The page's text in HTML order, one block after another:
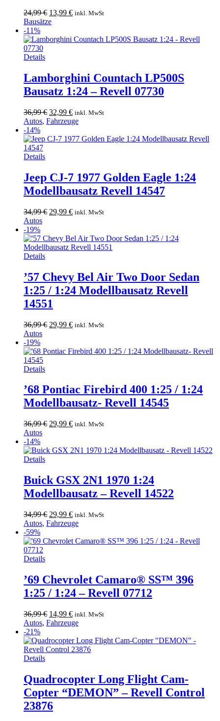
24,99€ Ursprünglicher
Preis
24,99 €
13,99 €Aktueller
13,99 €.
inkl. MwSt
Bausätze
-11%
Details
Lamborghini Countach LP500S
Bausatz 1:24 – Revell 07730
36,99€ Ursprünglicher
Preis
36,99 €
32,99 €Aktueller
Preis
32,99 €.
inkl. MwSt
Autos, Fahrzeuge
-14%
Details
Jeep CJ-7 1977 Golden Eagle 1:24
Modellbausatz Revell 14547
34,99€ Ursprünglicher
34,99 €
29,99 €Aktueller
29,99 €.
inkl. MwSt
Autos
-19%
Details
’57 Chevy Bel Air Two Door Sedan
1:25 / 1:24 Modellbausatz Revell
14551
36,99€ Ursprünglicher
36,99 €
29,99 €Aktueller
29,99 €.
inkl. MwSt
Autos
-19%
Details
’68 Pontiac Firebird 400 1:25 / 1:24
Modellbausatz- Revell 14545
36,99€ Ursprünglicher
36,99 €
29,99 €Aktueller
29,99 €.
inkl. MwSt
Autos
-14%
Details
Buick GSX 2N1 1970 1:24
Modellbausatz – Revell 14522
34,99€ Ursprünglicher
Preis
34,99 €
29,99 €Aktueller
Preis
29,99 €.
inkl. MwSt
Autos, Fahrzeuge
-59%
Details
’69 Chevrolet Camaro® SS™ 396
1:25 / 1:24 – Revell 07712
36,99€ Ursprünglicher
Preis
36,99 €
14,99 €Aktueller
Preis
14,99 €.
inkl. MwSt
Autos, Fahrzeuge
-21%
Details
Quadrocopter Long Flight Cam-
Copter “DEMON” – Revell Control
23876